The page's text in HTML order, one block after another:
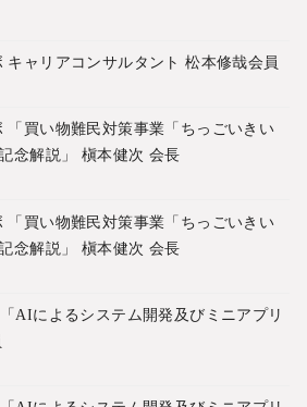
キャリアコンサルタント 松本修哉会員
「買い物難民対策事業「ちっごいきい
念解説」 槇本健次 会長
「買い物難民対策事業「ちっごいきい
念解説」 槇本健次 会長
AIによるシステム開発及びミニアプリ